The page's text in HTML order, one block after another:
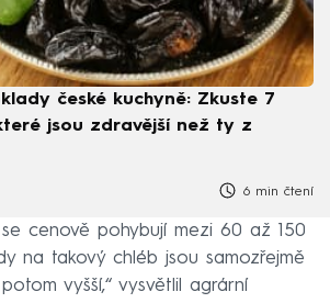
české kuchyně: Zkuste 7
jsou zdravější než ty z
6 min čtení
se cenově pohybují mezi 60 až 150
na takový chléb jsou samozřejmě
vyšší,“ vysvětlil agrární